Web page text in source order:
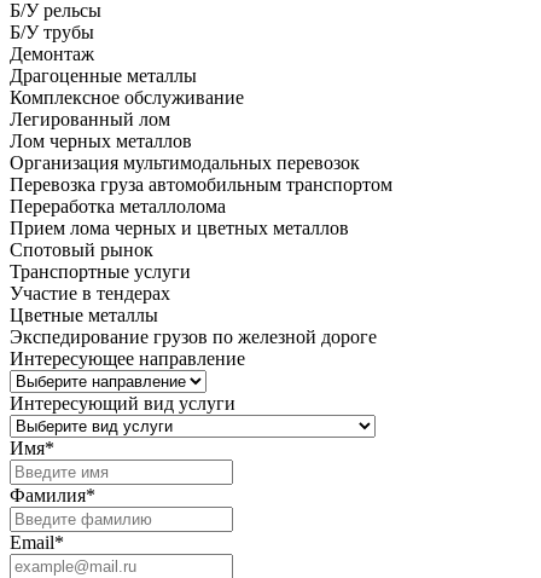
Б/У рельсы
Б/У трубы
Демонтаж
Драгоценные металлы
Комплексное обслуживание
Легированный лом
Лом черных металлов
Организация мультимодальных перевозок
Перевозка груза автомобильным транспортом
Переработка металлолома
Прием лома черных и цветных металлов
Спотовый рынок
Транспортные услуги
Участие в тендерах
Цветные металлы
Экспедирование грузов по железной дороге
Интересующее направление
Интересующий вид услуги
Имя*
Фамилия*
Email*